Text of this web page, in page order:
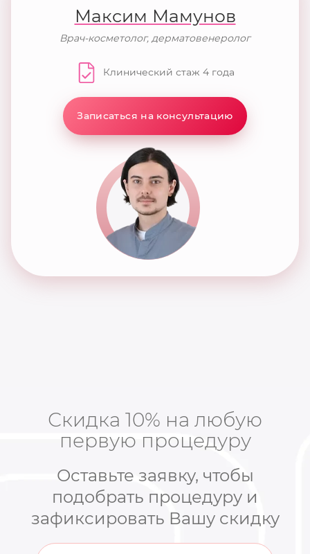
Максим Мамунов
Врач-косметолог, дерматовенеролог
Клинический стаж 4 года
Записаться на консультацию
Скидка 10% на любую
первую процедуру
Оставьте заявку, чтобы
подобрать процедуру и
зафиксировать Вашу скидку